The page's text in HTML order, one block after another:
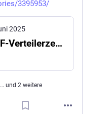
3395953/
2025
Gaza: GHF-Verteilerzentren wieder geöffnet
… und 2 weitere